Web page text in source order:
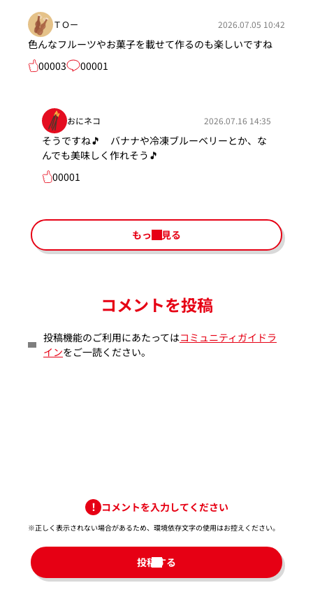
ＴＯー 2026.07.05 10:42
色んなフルーツやお菓子を載せて作るのも楽しいですね
00003
00001
おにネコ 2026.07.16 14:35
そうですね🎵 バナナや冷凍ブルーベリーとか、な
んでも美味しく作れそう🎵
00001
もっと見る
コメントを投稿
投稿機能のご利用にあたってはコミュニティガイドラ
インをご一読ください。
コメントを入力してください
※正しく表示されない場合があるため、環境依存文字の使用はお控えください。​
投稿する